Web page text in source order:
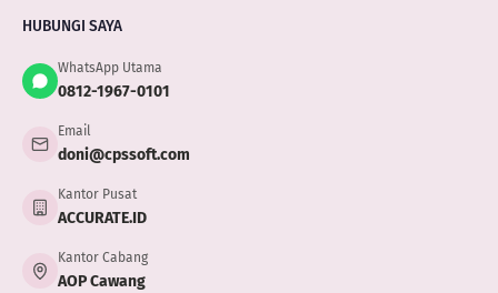
HUBUNGI SAYA
WhatsApp Utama
0812-1967-0101
Email
doni@cpssoft.com
Kantor Pusat
ACCURATE.ID
Kantor Cabang
AOP Cawang